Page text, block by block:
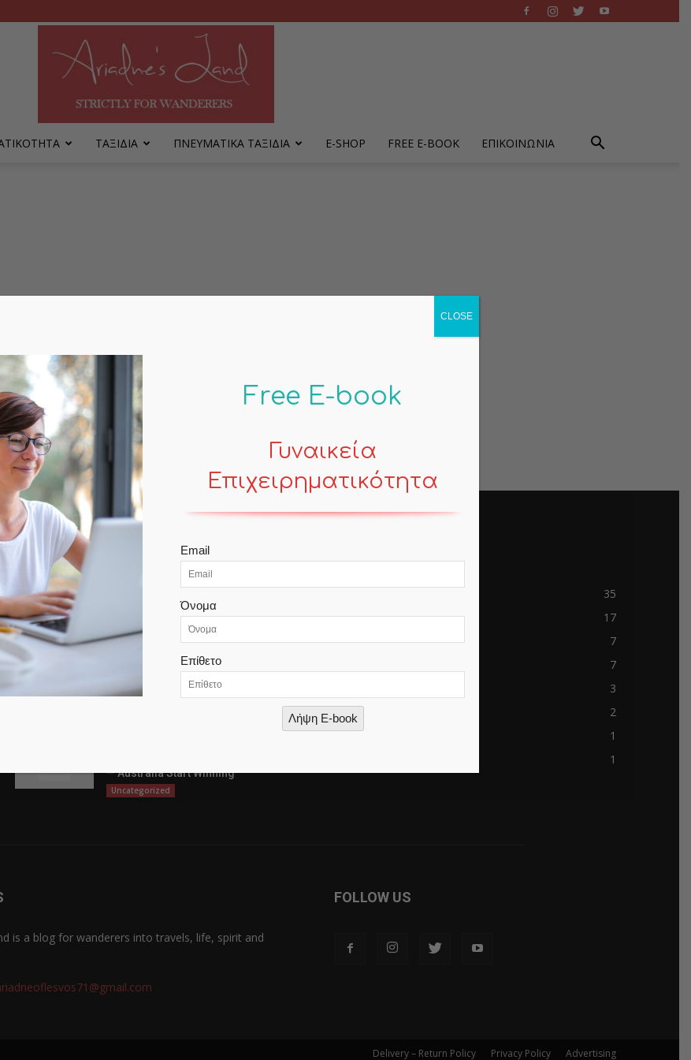
ΤΑΞΙΔΙΑ ΠΝΕΥΜΑΤΙΚΑ ΤΑΞΙΔΙΑ Ε-SHOP FREE E-BOOK ΕΠΙΚΟΙΝΩΝΙΑ
POPULAR POSTS
Γυναίκες στην ελληνική αγορά –
Ιουλία Αρμάγου (Juliette Armand)
Το χαρτογραφικό μουσείο του
Πάρκου της Πάρου
Travels
— Australia Start Winning
Uncategorized
35
Mind
17
Business
7
7
3
blokkfont.com
2
nesrf.org.uk
1
1
is a blog for wanderers into travels, life, spirit and
FOLLOW US
Delivery – Return Policy Privacy Policy Advertising
Free E-book
Γυναικεία
Επιχειρηματικότητα
Email
Όνομα
Επίθετο
Λήψη E-book
CLOSE